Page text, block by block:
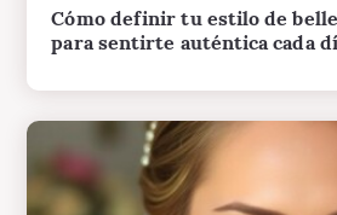
para sentirte auténtica cada día